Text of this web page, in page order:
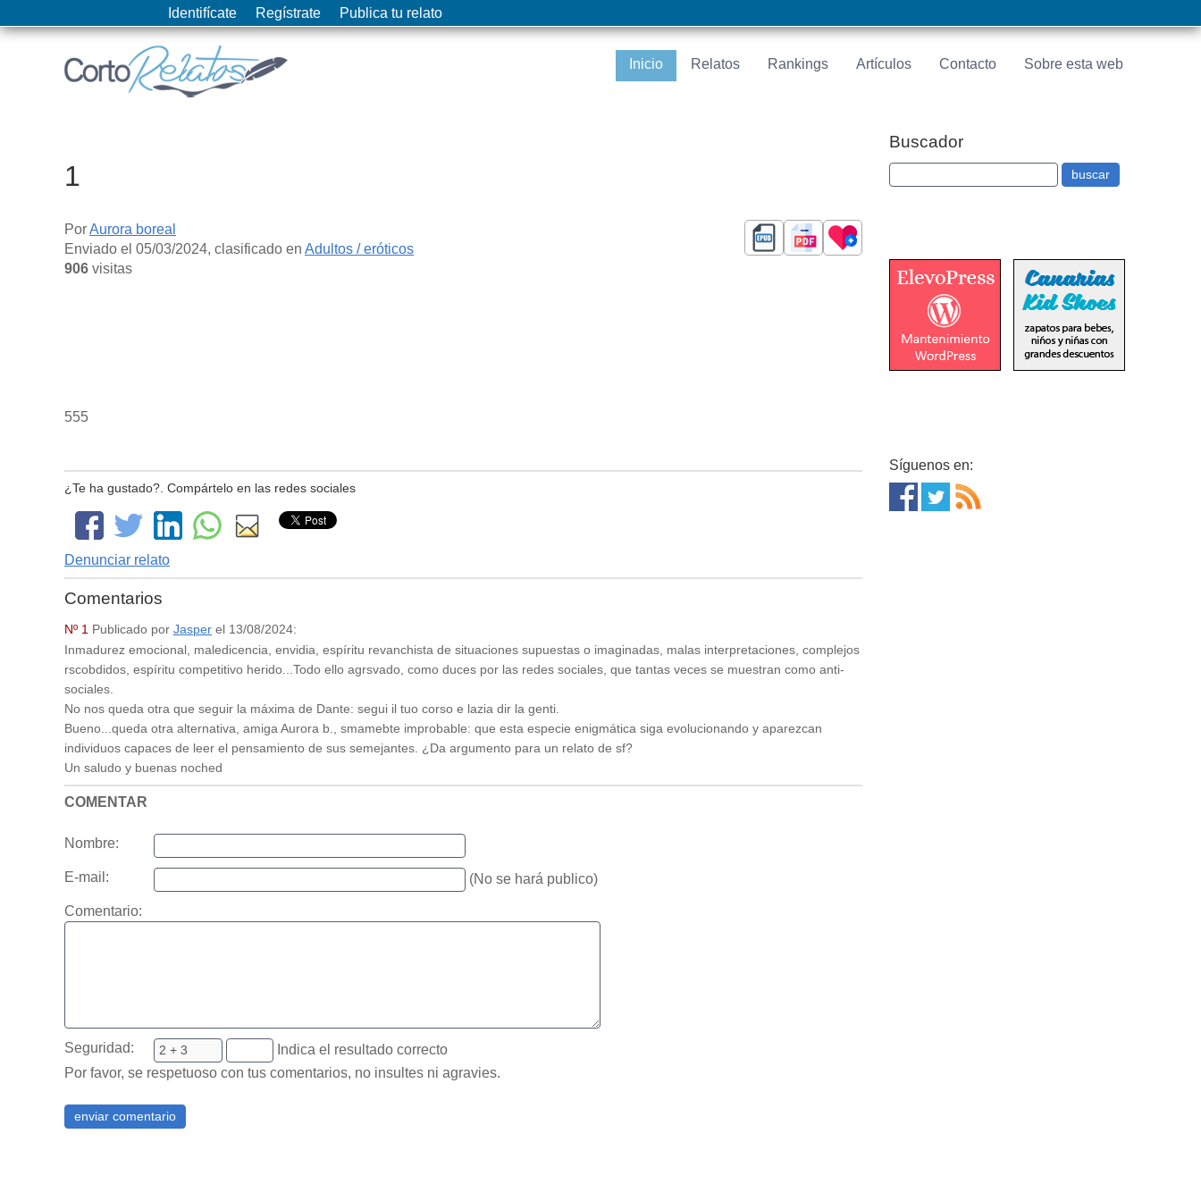
Identifícate Regístrate Publica tu relato
Inicio Relatos Rankings Artículos Contacto Sobre esta web
1
PorAurora boreal
Enviado el 05/03/2024, clasificado en Adultos / eróticos
906 visitas
555
¿Te ha gustado?. Compártelo en las redes sociales
Denunciar relato
Comentarios
Nº 1 Publicado por Jasper el 13/08/2024:
Inmadurez emocional, maledicencia, envidia, espíritu revanchista de situaciones supuestas o imaginadas, malas interpretaciones, complejos
rscobdidos, espíritu competitivo herido...Todo ello agrsvado, como duces por las redes sociales, que tantas veces se muestran como anti-
sociales.
No nos queda otra que seguir la máxima de Dante: segui il tuo corso e lazia dir la genti.
Bueno...queda otra alternativa, amiga Aurora b., smamebte improbable: que esta especie enigmática siga evolucionando y aparezcan
individuos capaces de leer el pensamiento de sus semejantes. ¿Da argumento para un relato de sf?
Un saludo y buenas noched
COMENTAR
Nombre:
E-mail: (No se hará publico)
Comentario:
Seguridad:
Indica el resultado correcto
Por favor, se respetuoso con tus comentarios, no insultes ni agravies.
Buscador
Síguenos en: